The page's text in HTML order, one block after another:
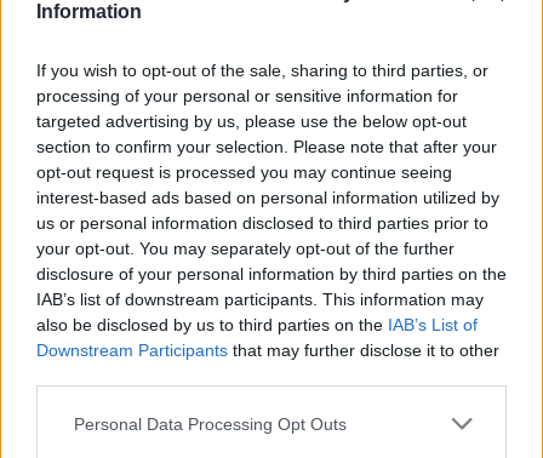
Information
If you wish to opt-out of the sale, sharing to third parties, or
processing of your personal or sensitive information for
targeted advertising by us, please use the below opt-out
section to confirm your selection. Please note that after your
opt-out request is processed you may continue seeing
interest-based ads based on personal information utilized by
us or personal information disclosed to third parties prior to
your opt-out. You may separately opt-out of the further
disclosure of your personal information by third parties on the
IAB’s list of downstream participants. This information may
also be disclosed by us to third parties on the IAB’s List of
Downstream Participants that may further disclose it to other
Personal Data Processing Opt Outs
Publié par Tigrex-Feu d'Hiver 93241 4 4
le 22 mai
2016 à 11h22.
Chanteurs : Sabaton
Albums :
Coat of Arms